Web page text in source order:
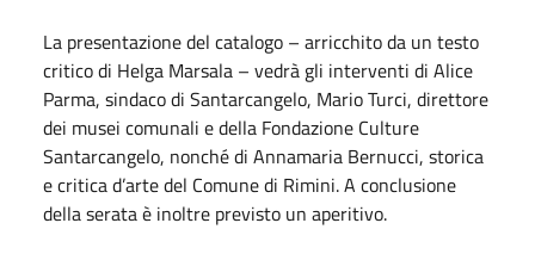
La presentazione del catalogo – arricchito da un testo
critico di Helga Marsala – vedrà gli interventi di Alice
Parma, sindaco di Santarcangelo, Mario Turci, direttore
dei musei comunali e della Fondazione Culture
Santarcangelo, nonché di Annamaria Bernucci, storica
e critica d’arte del Comune di Rimini. A conclusione
della serata è inoltre previsto un aperitivo.